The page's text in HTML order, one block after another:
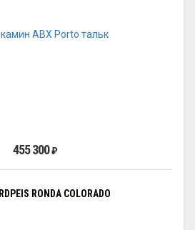
455 300₽
RONDA COLORADO